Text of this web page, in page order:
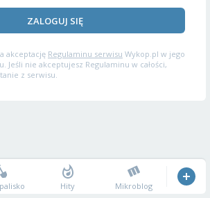
ZALOGUJ SIĘ
akceptację Regulaminu serwisu Wykop.pl w jego
Jeśli nie akceptujesz Regulaminu w całości,
z serwisu.
Hity Mikroblog